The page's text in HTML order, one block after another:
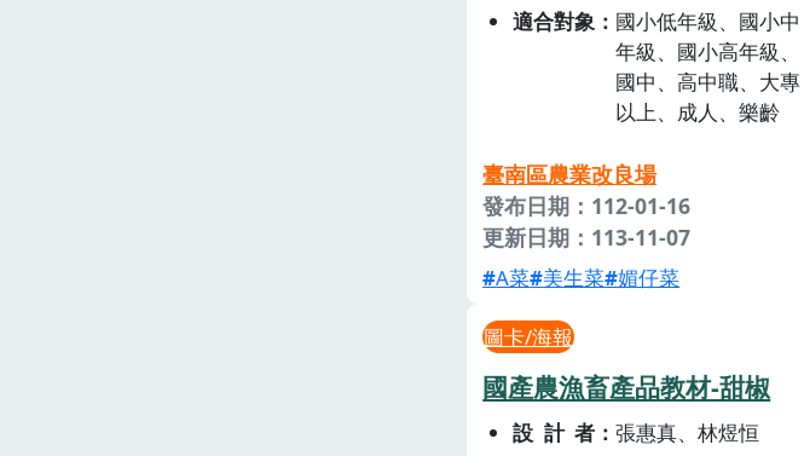
適合對象
國小低年級、國小中
年級、國小高年級、
國中、高中職、大專
以上、成人、樂齡
臺南區農業改良場
發布日期：112-01-16
更新日期：113-11-07
A菜 美生菜 媚仔菜
圖卡/海報
國產農漁畜產品教材-甜椒
設計者
張惠真、林煜恒